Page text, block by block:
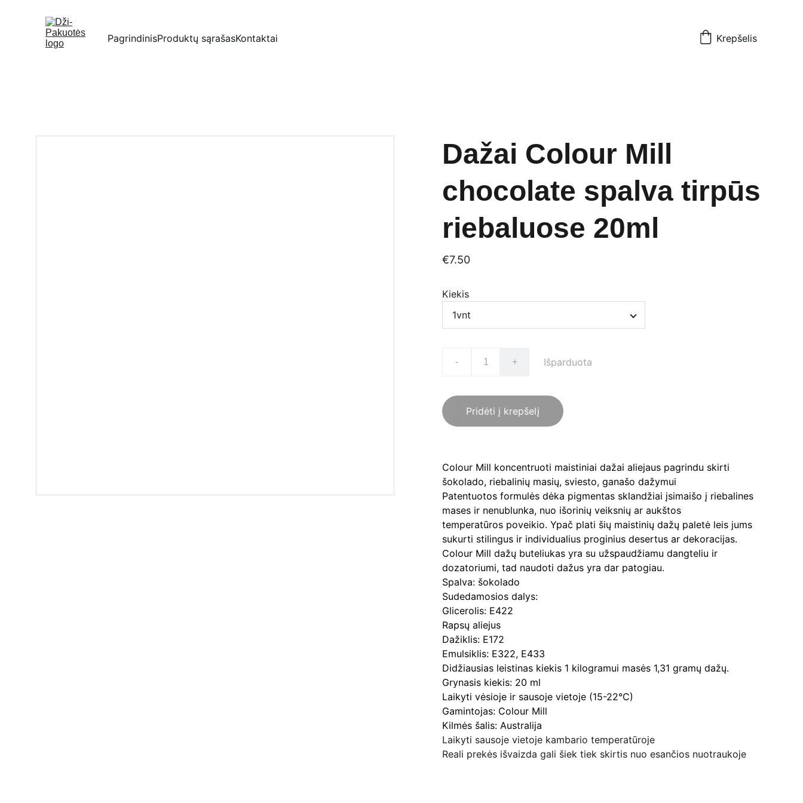
PagrindinisProduktų sąrašasKontaktai Krepšelis
Dažai Colour Mill
chocolate spalva tirpūs
riebaluose 20ml
€7.50
Kiekis
- + Išparduota
Pridėti į krepšelį
Colour Mill koncentruoti maistiniai dažai aliejaus pagrindu skirti
šokolado, riebalinių masių, sviesto, ganašo dažymui
Patentuotos formulės dėka pigmentas sklandžiai įsimaišo į riebalines
mases ir nenublunka, nuo išorinių veiksnių ar aukštos
temperatūros poveikio. Ypač plati šių maistinių dažų paletė leis jums
sukurti stilingus ir individualius proginius desertus ar dekoracijas.
Colour Mill dažų buteliukas yra su užspaudžiamu dangteliu ir
dozatoriumi, tad naudoti dažus yra dar patogiau.
Spalva: šokolado
Sudedamosios dalys:
Glicerolis: E422
Rapsų aliejus
Dažiklis: E172
Emulsiklis: E322, E433
Didžiausias leistinas kiekis 1 kilogramui masės 1,31 gramų dažų.
Grynasis kiekis: 20 ml
Laikyti vėsioje ir sausoje vietoje (15-22°C)
Gamintojas: Colour Mill
Kilmės šalis: Australija
Laikyti sausoje vietoje kambario temperatūroje
Reali prekės išvaizda gali šiek tiek skirtis nuo esančios nuotraukoje